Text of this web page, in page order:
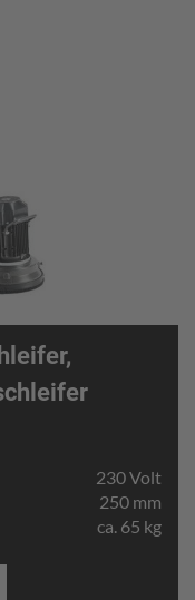
230 Volt
250 mm
ca. 65 kg